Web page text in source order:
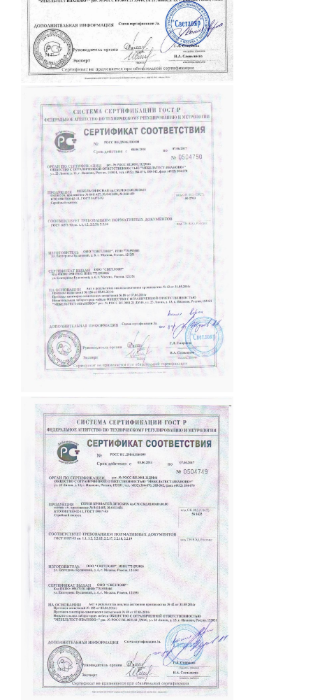
(43)
ИГРОВАЯ МЕБЕЛЬ (16)
УГОЛКИ ПРИРОДЫ ИЗО
СПОРТ (10)
МЯГКАЯ МЕБЕЛЬ (3)
ПАРТЫ ШКОЛЬНЫЕ (36)
СТУЛЬЯ ШКОЛЬНЫЕ (6)
МЕБЕЛЬ ДЛЯ РАЗДЕВАЛОК
МЕБЕЛЬ ДЛЯ СТОЛОВЫХ
МЕБЕЛЬ ДЛЯ СПЕЦ
КАБИНЕТОВ (16)
МЕБЕЛЬ ДЛЯ
БИБЛИОТЕКИ (8)